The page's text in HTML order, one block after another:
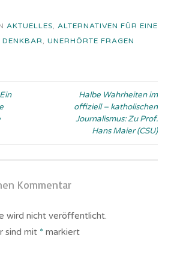
AKTUELLES, ALTERNATIVEN FÜR EINE
DENKBAR, UNERHÖRTE FRAGEN
Halbe Wahrheiten im
offiziell – katholischen
Journalismus: Zu Prof.
Hans Maier (CSU)
Kommentar
wird nicht veröffentlicht.
sind mit * markiert